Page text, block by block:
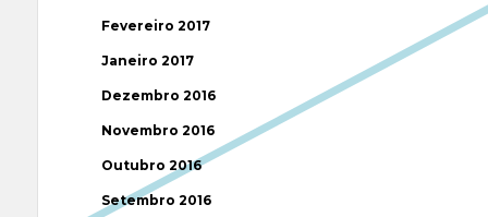
Fevereiro 2017
Janeiro 2017
Dezembro 2016
Novembro 2016
Outubro 2016
Setembro 2016